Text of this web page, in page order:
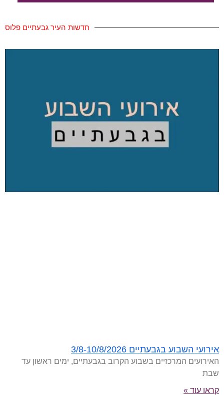
חדשות העיר גבעתיים פלוס
אירועי השבוע בגבעתיים 3/8-10/8/2026
האירועים המרכזיים בשבוע הקרוב בגבעתיים, ימים ראשון עד
שבת
קראו עוד »